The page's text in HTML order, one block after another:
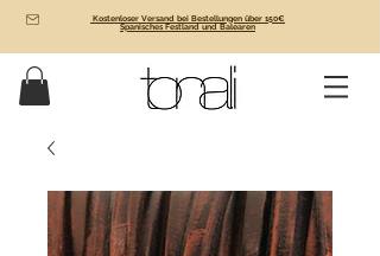
Kostenloser Versand bei Bestellungen über 150€
Spanisches Festland und Balearen